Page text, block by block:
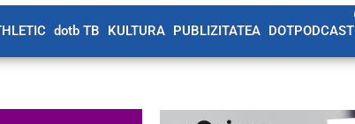
dotb TB KULTURA PUBLIZITATEA DOTPODCAST